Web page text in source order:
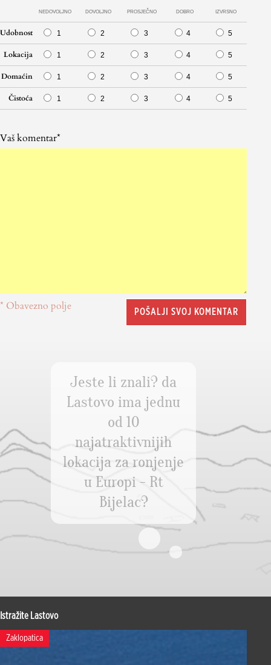
NEDOVOLJNO DOVOLJNO PROSJEČNO DOBRO IZVRSNO
Udobnost 1 2 3 4 5
Lokacija 1 2 3 4 5
Domaćin 1 2 3 4 5
Čistoća 1 2 3 4 5
Vaš komentar*
* Obavezno polje POŠALJI SVOJ KOMENTAR
Jeste li znali? da
Lastovo ima jednu
od 10
najatraktivnijih
lokacija za ronjenje
u Europi - Rt
Bijelac?
Istražite Lastovo
Zaklopatica